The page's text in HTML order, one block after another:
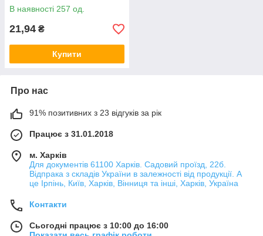
В наявності 257 од.
21,94 ₴
Купити
Про нас
91% позитивних з 23 відгуків за рік
Працює з 31.01.2018
м. Харків
Для документів 61100 Харків. Садовий проїзд, 22б.
Відпрака з складів України в залежності від продукції. А
це Ірпінь, Київ, Харків, Вінниця та інші, Харків, Україна
Контакти
Сьогодні працює з 10:00 до 16:00